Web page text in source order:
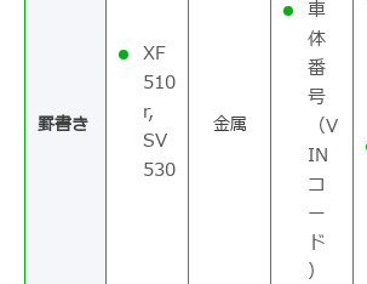
罫書き
XF
510
r,
SV
530
金属
車
体
番
号
（V
IN
コ
ー
ド
）